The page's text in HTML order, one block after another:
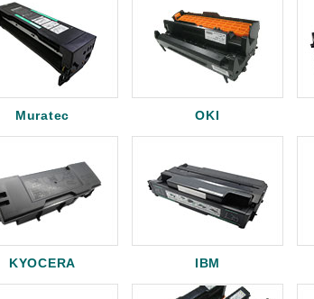
Muratec OKI
KYOCERA IBM